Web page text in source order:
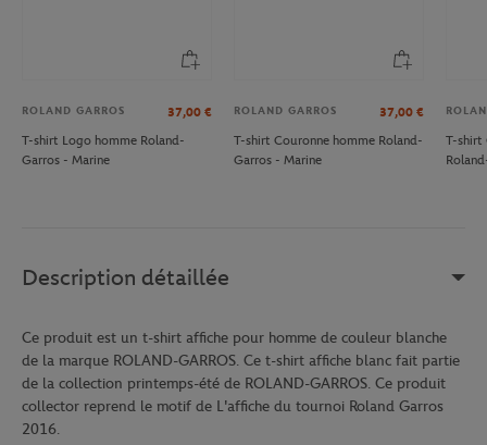
ROLAND GARROS 37,00 €
T-shirt Logo homme Roland-
Garros - Marine
ROLAND GARROS 37,00 €
T-shirt Couronne homme Roland-
Garros - Marine
T-shirt
Description détaillée
Ce produit est un t-shirt affiche pour homme de couleur blanche
de la marque ROLAND-GARROS. Ce t-shirt affiche blanc fait partie
de la collection printemps-été de ROLAND-GARROS. Ce produit
collector reprend le motif de L'affiche du tournoi Roland Garros
2016.